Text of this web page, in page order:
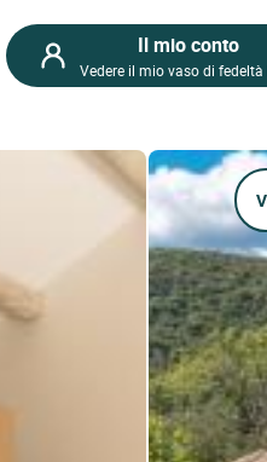
Il mio conto
Vedere il mio vaso di fedeltà